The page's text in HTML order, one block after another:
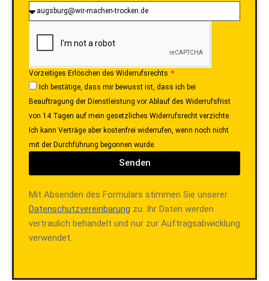
Vorzeitiges Erlöschen des Widerrufsrechts
Ich bestätige, dass mir bewusst ist, dass ich bei
Beauftragung der Dienstleistung vor Ablauf des Widerrufsfrist
von 14 Tagen auf mein gesetzliches Widerrufsrecht verzichte.
Ich kann Verträge aber kostenfrei widerrufen, wenn noch nicht
mit der Durchführung begonnen wurde.
Senden
Mit Absenden des Formulars stimmen Sie unserer
Datenschutzvereinbarung zu. Ihr Daten werden
vertraulich behandelt und nur zur Auftragsabwicklung
verwendet.